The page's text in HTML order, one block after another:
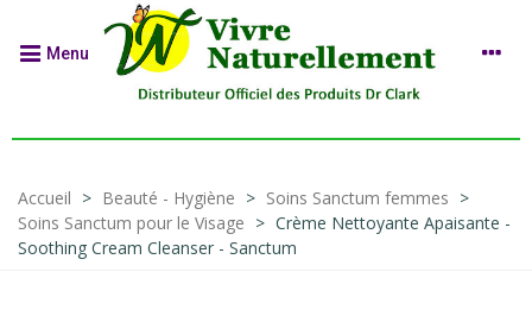
Menu
Accueil > Beauté - Hygiène > Soins Sanctum femmes >
Soins Sanctum pour le Visage > Crème Nettoyante Apaisante -
Soothing Cream Cleanser - Sanctum